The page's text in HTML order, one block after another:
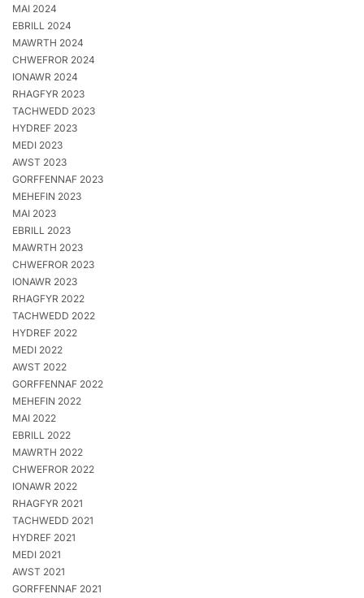
MAI 2024
EBRILL 2024
MAWRTH 2024
CHWEFROR 2024
IONAWR 2024
RHAGFYR 2023
TACHWEDD 2023
HYDREF 2023
MEDI 2023
AWST 2023
GORFFENNAF 2023
MEHEFIN 2023
MAI 2023
EBRILL 2023
MAWRTH 2023
CHWEFROR 2023
IONAWR 2023
RHAGFYR 2022
TACHWEDD 2022
HYDREF 2022
MEDI 2022
AWST 2022
GORFFENNAF 2022
MEHEFIN 2022
MAI 2022
EBRILL 2022
MAWRTH 2022
CHWEFROR 2022
IONAWR 2022
RHAGFYR 2021
TACHWEDD 2021
HYDREF 2021
MEDI 2021
AWST 2021
GORFFENNAF 2021